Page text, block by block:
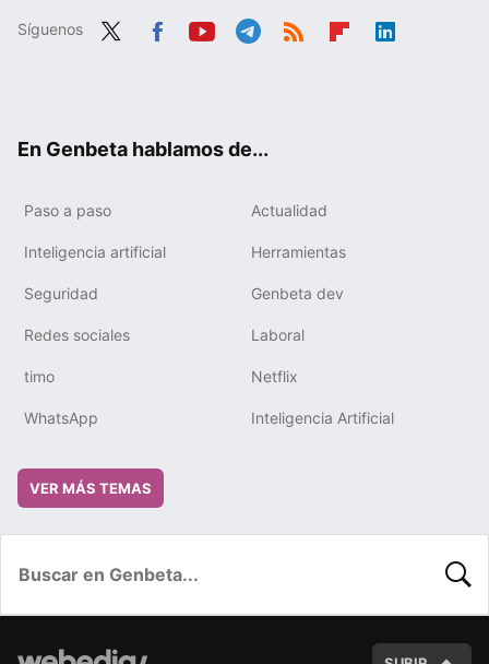
Síguenos
En Genbeta hablamos de...
Paso a paso Actualidad
Inteligencia artificial Herramientas
Seguridad Genbeta dev
Redes sociales Laboral
timo Netflix
WhatsApp Inteligencia Artificial
VER MÁS TEMAS